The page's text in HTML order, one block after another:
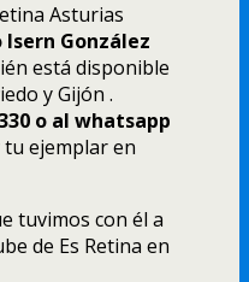
Asturias
González
está disponible
y Gijón .
o al whatsapp
ejemplar en
tuvimos con él a
de Es Retina en